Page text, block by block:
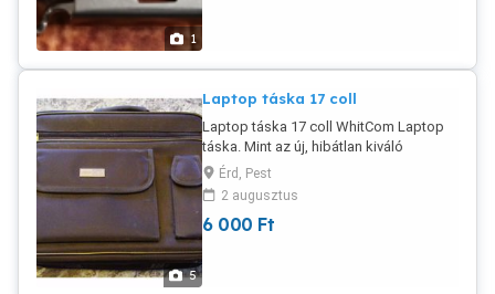
1
5
Laptop táska 17 coll
Laptop táska 17 coll WhitCom Laptop
táska. Mint az új, hibátlan kiváló
állapotban. Csak a szekrényben állt.
Nagyon praktikus. Belső rész leszorító
pánttal, 1 nagy zseb, 2 közepes és 4
kicsi. Lakattal zárható zipzár. Kívül 2
Érd, Pest
2 augusztus
6 000 Ft